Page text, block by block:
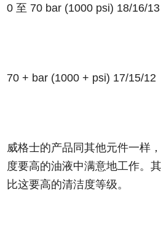
0 至 70 bar (1000 psi) 18/16/13
70 + bar (1000 + psi) 17/15/12
威格士的产品同其他元件一样
度要高的油液中满意地工作。
比这要高的清洁度等级。